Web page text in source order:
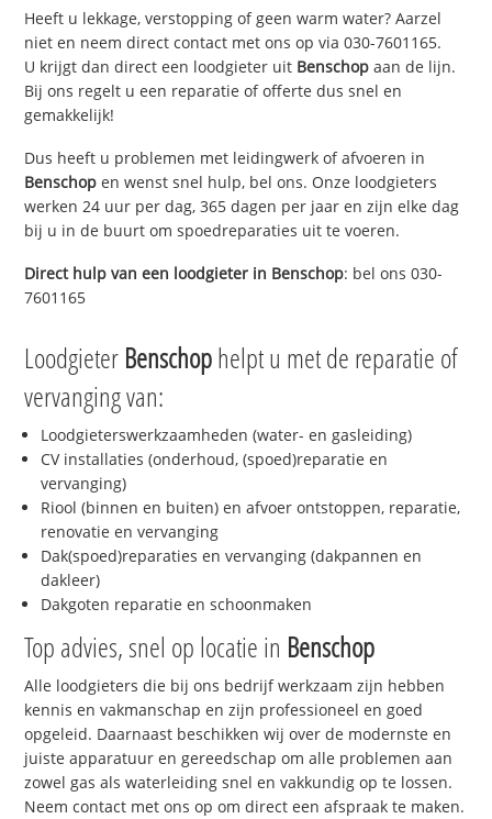
Heeft u lekkage, verstopping of geen warm water? Aarzel
niet en neem direct contact met ons op via 030-7601165.
U krijgt dan direct een loodgieter uit Benschop aan de lijn.
Bij ons regelt u een reparatie of offerte dus snel en
gemakkelijk!
Dus heeft u problemen met leidingwerk of afvoeren in
Benschop en wenst snel hulp, bel ons. Onze loodgieters
werken 24 uur per dag, 365 dagen per jaar en zijn elke dag
bij u in de buurt om spoedreparaties uit te voeren.
Direct hulp van een loodgieter in Benschop: bel ons 030-
7601165
Loodgieter Benschophelpt u met de reparatie of
vervanging van:
Loodgieterswerkzaamheden (water- en gasleiding)
CV installaties (onderhoud, (spoed)reparatie en
vervanging)
Riool (binnen en buiten) en afvoer ontstoppen, reparatie,
renovatie en vervanging
Dak(spoed)reparaties en vervanging (dakpannen en
dakleer)
Dakgoten reparatie en schoonmaken
Top advies, snel op locatie in Benschop
Alle loodgieters die bij ons bedrijf werkzaam zijn hebben
kennis en vakmanschap en zijn professioneel en goed
opgeleid. Daarnaast beschikken wij over de modernste en
juiste apparatuur en gereedschap om alle problemen aan
zowel gas als waterleiding snel en vakkundig op te lossen.
Neem contact met ons op om direct een afspraak te maken.